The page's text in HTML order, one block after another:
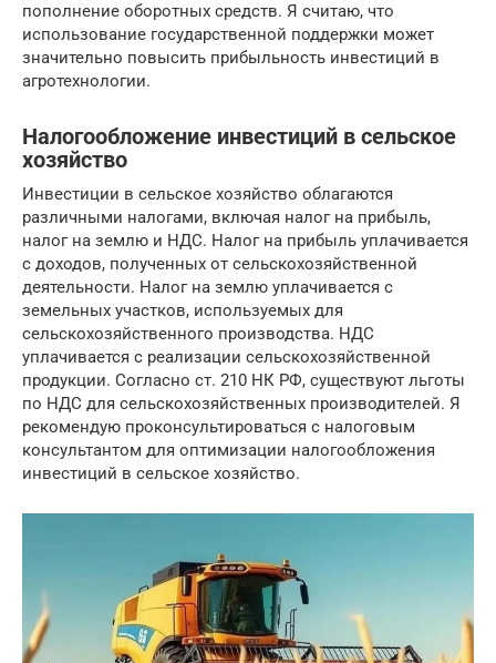
пополнение оборотных средств. Я считаю, что
использование государственной поддержки может
значительно повысить прибыльность инвестиций в
агротехнологии.
Налогообложение инвестиций в сельское
хозяйство
Инвестиции в сельское хозяйство облагаются
различными налогами, включая налог на прибыль,
налог на землю и НДС. Налог на прибыль уплачивается
с доходов, полученных от сельскохозяйственной
деятельности. Налог на землю уплачивается с
земельных участков, используемых для
сельскохозяйственного производства. НДС
уплачивается с реализации сельскохозяйственной
продукции. Согласно ст. 210 НК РФ, существуют льготы
по НДС для сельскохозяйственных производителей. Я
рекомендую проконсультироваться с налоговым
консультантом для оптимизации налогообложения
инвестиций в сельское хозяйство.